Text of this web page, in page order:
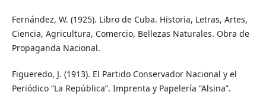
Fernández, W. (1925). Libro de Cuba. Historia, Letras, Artes,
Ciencia, Agricultura, Comercio, Bellezas Naturales. Obra de
Propaganda Nacional.
Figueredo, J. (1913). El Partido Conservador Nacional y el
Periódico “La República”. Imprenta y Papelería “Alsina”.